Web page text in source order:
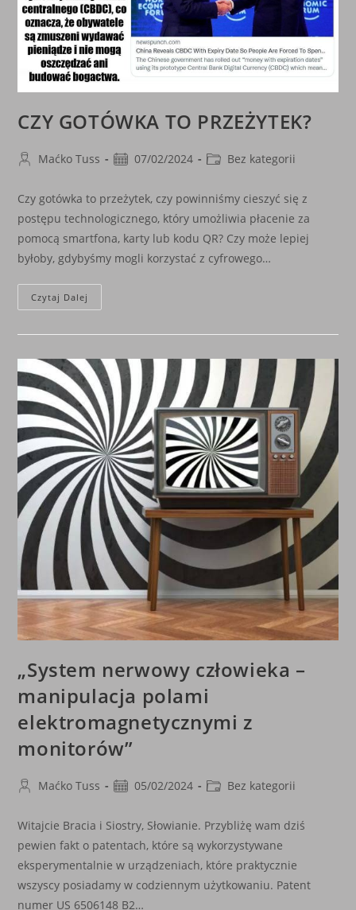
CZY GOTÓWKA TO PRZEŻYTEK?
PostMaćko Tuss
Post07/02/2024
PostBez kategorii
Czy gotówka to przeżytek, czy powinniśmy cieszyć się z
postępu technologicznego, który umożliwia płacenie za
pomocą smartfona, karty lub kodu QR? Czy może lepiej
byłoby, gdybyśmy mogli korzystać z cyfrowego…
Czytaj Dalej
GOTÓWKA
„System nerwowy człowieka –
manipulacja polami
elektromagnetycznymi z
monitorów”
PostMaćko Tuss
Post05/02/2024
PostBez kategorii
Witajcie Bracia i Siostry, Słowianie. Przybliżę wam dziś
pewien fakt o patentach, które są wykorzystywane
eksperymentalnie w urządzeniach, które praktycznie
wszyscy posiadamy w codziennym użytkowaniu. Patent
numer US 6506148 B2…